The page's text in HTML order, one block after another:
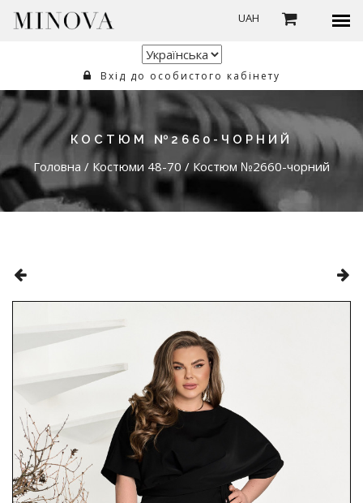
UAH
Вхід до особистого кабінету
КОСТЮМ №2660-ЧОРНИЙ
Головна / Костюми 48-70/ Костюм №2660-чорний